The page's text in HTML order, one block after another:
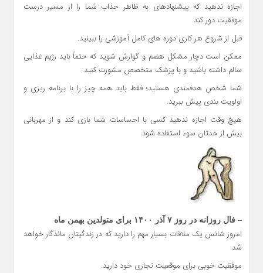
اجازه ندهید که پیشنهادهای به ظاهر جذاب شما را از مسیر درست
موفقیت دور کند.
قبل از شروع هر کاری دوره های کامل آموزشی را ببینید.
ممکن است دچار مشکل هضم و گوارش شوید که حتماً باید رژیم غذایی
سالم داشته باشید و با پزشک متخصص مشورت کنید.
شما شخص هدفمندی هستید؛ فقط باید همه چیز را با برنامه ریزی و
اولویت بندی پیش ببرید.
هیچ وقت اجازه ندهید کسی با احساسات شما بازی کند و از مهربانی
بیش از حدتان سوء استفاده شود.
– فال روزانه در روز ۷ آذر ۱۴۰۰ برای متولدین بهمن ماه
امروز شانس یک ملاقات بسیار مهم را دارید که در زندگیتان ماندگار خواهد
شد.
موفقیت خوبی برای موقعیت تجاری خود دارید.